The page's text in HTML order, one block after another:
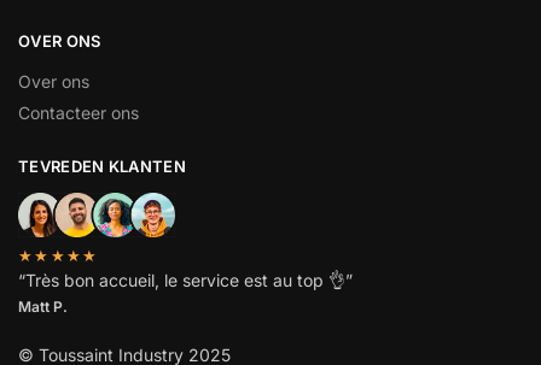
OVER ONS
Over ons
Contacteer ons
TEVREDEN KLANTEN
★★★★★
“Très bon accueil, le service est au top 👌”
Matt P.
© Toussaint Industry 2025